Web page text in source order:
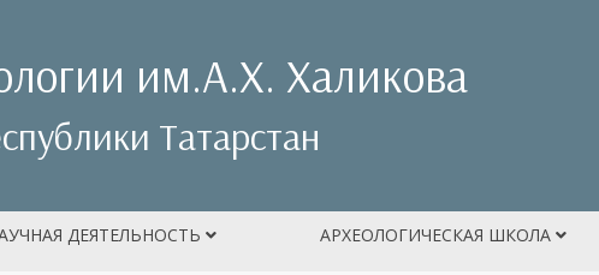
им.А.Х. Халикова
Татарстан
ДЕЯТЕЛЬНОСТЬ АРХЕОЛОГИЧЕСКАЯ ШКОЛА